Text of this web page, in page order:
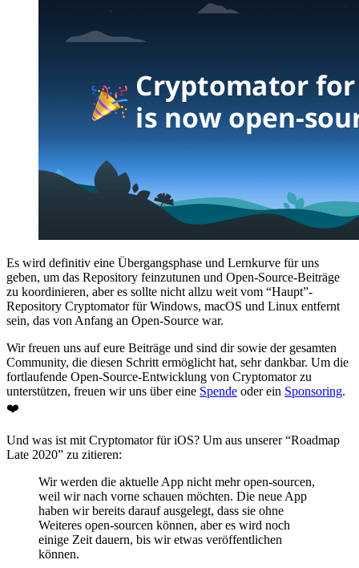
Es wird definitiv eine Übergangsphase und Lernkurve für uns
geben, um das Repository feinzutunen und Open-Source-Beiträge
zu koordinieren, aber es sollte nicht allzu weit vom “Haupt”-
Repository Cryptomator für Windows, macOS und Linux entfernt
sein, das von Anfang an Open-Source war.
Wir freuen uns auf eure Beiträge und sind dir sowie der gesamten
Community, die diesen Schritt ermöglicht hat, sehr dankbar. Um die
fortlaufende Open-Source-Entwicklung von Cryptomator zu
unterstützen, freuen wir uns über eine Spende oder ein Sponsoring.
❤️
Und was ist mit Cryptomator für iOS? Um aus unserer “Roadmap
Late 2020” zu zitieren:
Wir werden die aktuelle App nicht mehr open-sourcen,
weil wir nach vorne schauen möchten. Die neue App
haben wir bereits darauf ausgelegt, dass sie ohne
Weiteres open-sourcen können, aber es wird noch
einige Zeit dauern, bis wir etwas veröffentlichen
können.